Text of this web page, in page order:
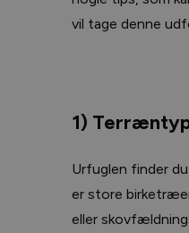
vil tage denne
1)
Urfuglen finder
er store
eller